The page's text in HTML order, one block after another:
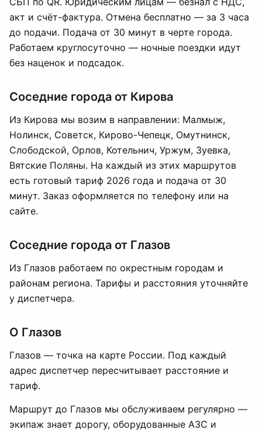
акт и счёт-фактура. Отмена бесплатно — за 3 часа
до подачи. Подача от 30 минут в черте города.
Работаем круглосуточно — ночные поездки идут
без наценок и подсадок.
Соседние города от Кирова
Из Кирова мы возим в направлении: Малмыж,
Нолинск, Советск, Кирово-Чепецк, Омутнинск,
Слободской, Орлов, Котельнич, Уржум, Зуевка,
Вятские Поляны. На каждый из этих маршрутов
есть готовый тариф 2026 года и подача от 30
минут. Заказ оформляется по телефону или на
сайте.
Соседние города от Глазов
Из Глазов работаем по окрестным городам и
районам региона. Тарифы и расстояния уточняйте
у диспетчера.
О Глазов
Глазов — точка на карте России. Под каждый
адрес диспетчер пересчитывает расстояние и
тариф.
Маршрут до Глазов мы обслуживаем регулярно —
экипаж знает дорогу, оборудованные АЗС и